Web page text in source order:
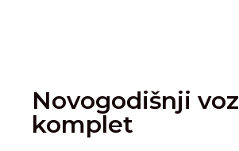
Novogodišnji
komplet